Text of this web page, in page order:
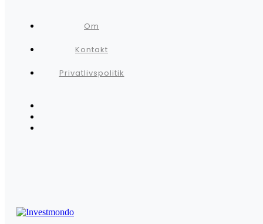
Om
Kontakt
Privatlivspolitik